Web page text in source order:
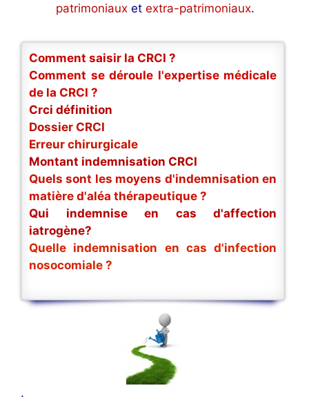
patrimoniaux et extra-patrimoniaux.
Comment saisir la CRCI ?
Comment se déroule l'expertise médicale
de la CRCI ?
Crci définition
Dossier CRCI
Erreur chirurgicale
Montant indemnisation CRCI
Quels sont les moyens d'indemnisation en
matière d'aléa thérapeutique ?
Qui indemnise en cas d'affection
iatrogène?
Quelle indemnisation en cas d'infection
nosocomiale ?
.